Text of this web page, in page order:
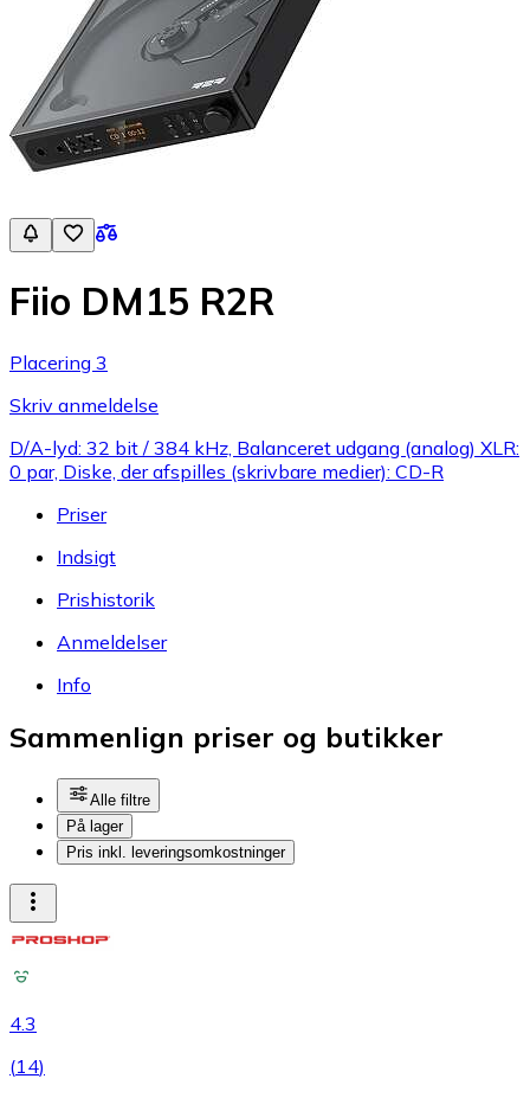
Fiio DM15 R2R
Placering 3
Skriv anmeldelse
D/A-lyd: 32 bit / 384 kHz, Balanceret udgang (analog) XLR:
0 par, Diske, der afspilles (skrivbare medier): CD-R
Priser
Indsigt
Prishistorik
Anmeldelser
Info
Sammenlign priser og butikker
Alle filtre
På lager
Pris inkl. leveringsomkostninger
4.3
(14)